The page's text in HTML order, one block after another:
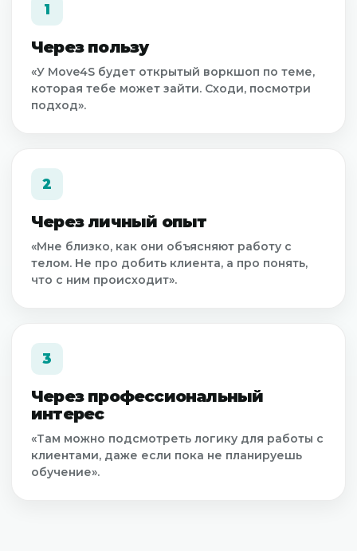
1
Через пользу
«У Move4S будет открытый воркшоп по теме,
которая тебе может зайти. Сходи, посмотри
подход».
2
Через личный опыт
«Мне близко, как они объясняют работу с
телом. Не про добить клиента, а про понять,
что с ним происходит».
3
Через профессиональный
интерес
«Там можно подсмотреть логику для работы с
клиентами, даже если пока не планируешь
обучение».